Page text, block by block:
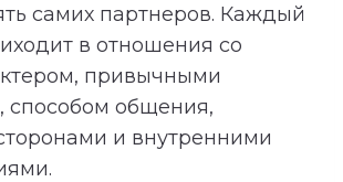
самих партнеров. Каждый
в отношения со
привычными
способом общения,
и внутренними